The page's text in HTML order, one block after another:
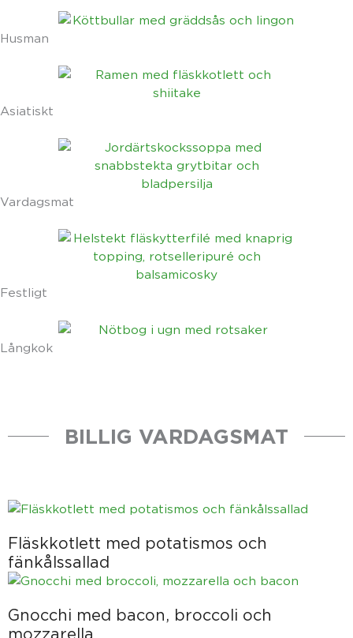
Husman
Asiatiskt
Vardagsmat
Festligt
Långkok
BILLIG VARDAGSMAT
Fläskkotlett med potatismos och
fänkålssallad
Gnocchi med bacon, broccoli och
mozzarella